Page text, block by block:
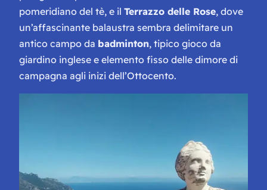
pomeridiano del tè, e il Terrazzo delle Rose, dove
un’affascinante balaustra sembra delimitare un
antico campo da badminton, tipico gioco da
giardino inglese e elemento fisso delle dimore di
campagna agli inizi dell’Ottocento.